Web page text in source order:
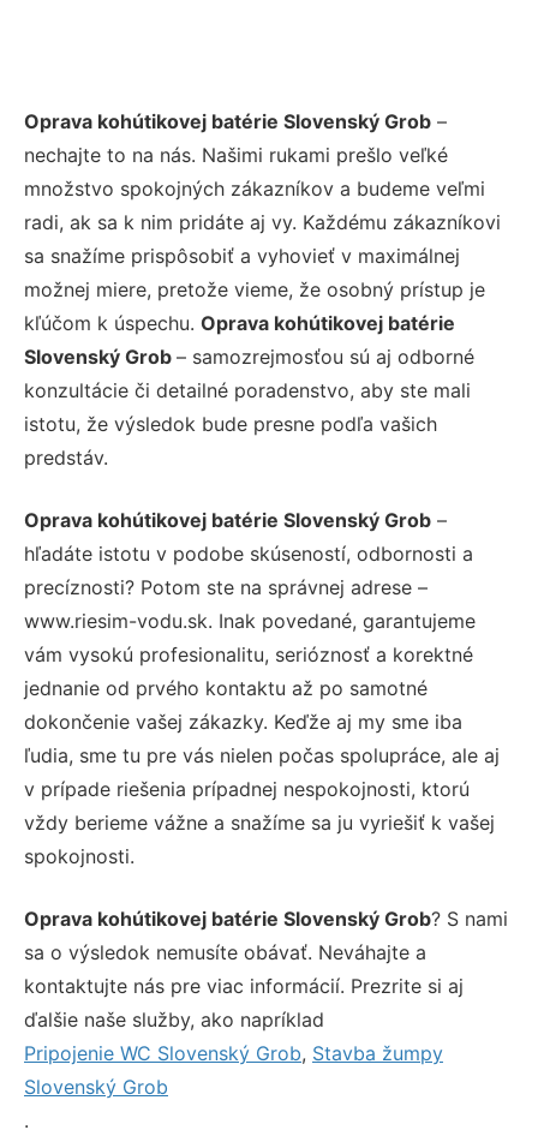
Oprava kohútikovej batérie Slovenský Grob –
nechajte to na nás. Našimi rukami prešlo veľké
množstvo spokojných zákazníkov a budeme veľmi
radi, ak sa k nim pridáte aj vy. Každému zákazníkovi
sa snažíme prispôsobiť a vyhovieť v maximálnej
možnej miere, pretože vieme, že osobný prístup je
kľúčom k úspechu. Oprava kohútikovej batérie
Slovenský Grob – samozrejmosťou sú aj odborné
konzultácie či detailné poradenstvo, aby ste mali
istotu, že výsledok bude presne podľa vašich
predstáv.
Oprava kohútikovej batérie Slovenský Grob –
hľadáte istotu v podobe skúseností, odbornosti a
precíznosti? Potom ste na správnej adrese –
www.riesim-vodu.sk. Inak povedané, garantujeme
vám vysokú profesionalitu, serióznosť a korektné
jednanie od prvého kontaktu až po samotné
dokončenie vašej zákazky. Keďže aj my sme iba
ľudia, sme tu pre vás nielen počas spolupráce, ale aj
v prípade riešenia prípadnej nespokojnosti, ktorú
vždy berieme vážne a snažíme sa ju vyriešiť k vašej
spokojnosti.
Oprava kohútikovej batérie Slovenský Grob? S nami
sa o výsledok nemusíte obávať. Neváhajte a
kontaktujte nás pre viac informácií. Prezrite si aj
ďalšie naše služby, ako napríklad
Pripojenie WC Slovenský Grob, Stavba žumpy
Slovenský Grob
.